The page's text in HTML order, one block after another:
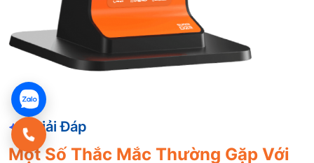
Giải Đáp
Một Số Thắc Mắc Thường Gặp Với